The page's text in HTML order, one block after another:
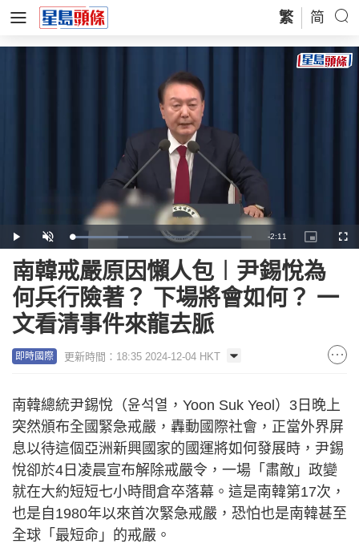
繁 简
Play Unmute Loaded:
31.15%
Remaining
Time
-2:11
Picture-
in-
南韓戒嚴原因懶人包︱尹錫悅為
何兵行險著？ 下場將會如何？ 一
文看清事件來龍去脈
即時國際 更新時間：18:35 2024-12-04 HKT
南韓總統尹錫悅（윤석열，Yoon Suk Yeol）3日晚上
突然頒布全國緊急戒嚴，轟動國際社會，正當外界屏
息以待這個亞洲新興國家的國運將如何發展時，尹錫
悅卻於4日凌晨宣布解除戒嚴令，一場「肅敵」政變
就在大約短短七小時間倉卒落幕。這是南韓第17次，
也是自1980年以來首次緊急戒嚴，恐怕也是南韓甚至
全球「最短命」的戒嚴。